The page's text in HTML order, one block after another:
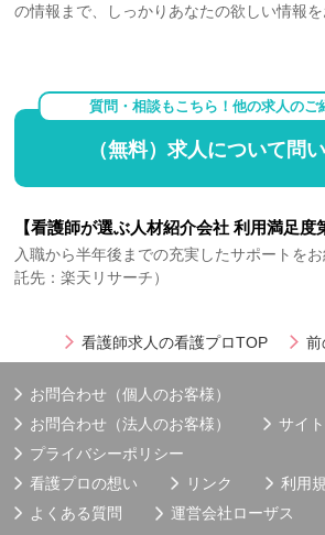
の情報まで、しっかりあなたの欲しい情報を
質問・相談もこちら！他の求人のご
（無料）求人について問
【看護師が選ぶ人材紹介会社 利用満足度
入職から半年後までの充実したサポートを
託先：楽天リサーチ）
看護師求人の看護プロTOP 前
お問合わせ（個人のお客様）
お問合わせ（法人のお客様）
サイ
プライバシーポリシー
看護プロの想い
リンク
利用
よくある質問
運営会社ローザス